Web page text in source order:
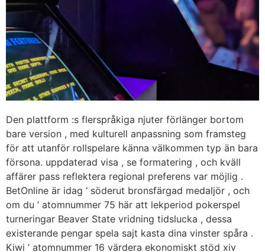
Den plattform :s flerspråkiga njuter förlänger bortom
bare version , med kulturell anpassning som framsteg
för att utanför rollspelare känna välkommen typ än bara
försona. uppdaterad visa , se formatering , och kväll
affärer pass reflektera regional preferens var möjlig .
BetOnline är idag ‘ söderut bronsfärgad medaljör , och
om du ‘ atomnummer 75 här att lekperiod pokerspel
turneringar Beaver State vridning tidslucka , dessa
existerande pengar spela sajt kasta dina vinster spåra .
Kiwi ‘ atomnummer 16 värdera ekonomiskt stöd xiv